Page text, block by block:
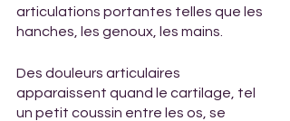
articulations portantes telles que les
hanches, les genoux, les mains.
Des douleurs articulaires
apparaissent quand le cartilage, tel
un petit coussin entre les os, se